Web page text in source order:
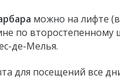
можно на лифте
по второстепенному
де-Мелья.
для посещений все